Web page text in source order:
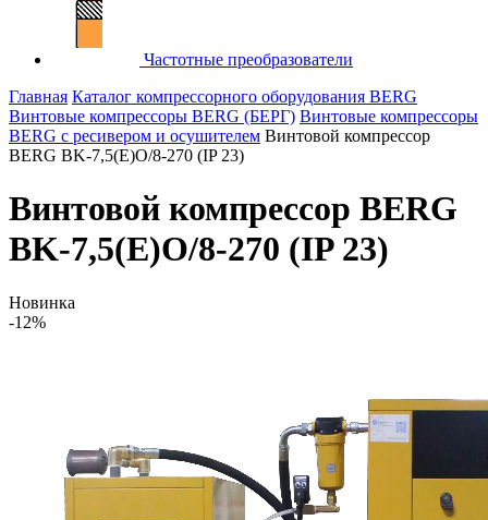
Частотные преобразователи
Главная Каталог компрессорного оборудования BERG
Винтовые компрессоры BERG (БЕРГ) Винтовые компрессоры
BERG с ресивером и осушителем Винтовой компрессор
BERG BK-7,5(E)O/8-270 (IP 23)
Винтовой компрессор BERG
BK-7,5(E)O/8-270 (IP 23)
Новинка
-12%